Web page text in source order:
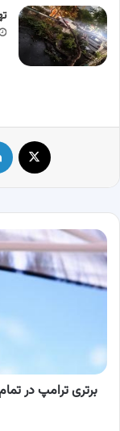
برتری
ترامپ
در
تمام
جمهور
آینده
برتری ترامپ در